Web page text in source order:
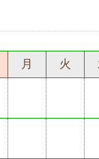
月 火